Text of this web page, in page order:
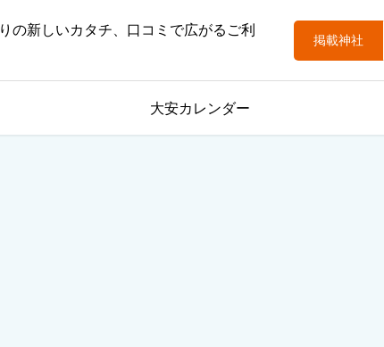
の新しいカタチ、口コミで広がるご利
掲載神社
大安カレンダー